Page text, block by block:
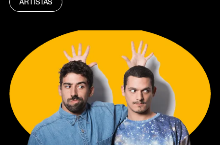
ARTISTAS